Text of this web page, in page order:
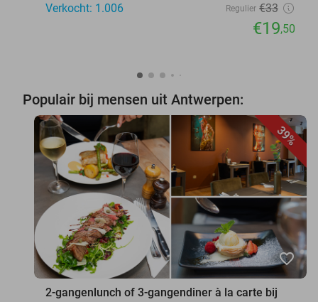
Verkocht: 1.006 Regulier €33
€19,50
Populair bij mensen uit Antwerpen:
39%
favorite_border
2-gangenlunch of 3-gangendiner à la carte bij